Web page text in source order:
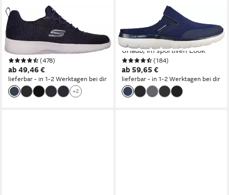
SKECHERS
DYNAMIGHT Slip-On Sneaker
Slipper, Sneaker mit Memory
Foam
(478)
ab 49,46 €
lieferbar - in 1-2 Werktagen bei dir
+2
SUMMITS Clog,
Sommerschuh, Schlappen,
Urlaub, im sportiven Look
(184)
ab 59,65 €
lieferbar - in 1-2 Werktagen bei dir